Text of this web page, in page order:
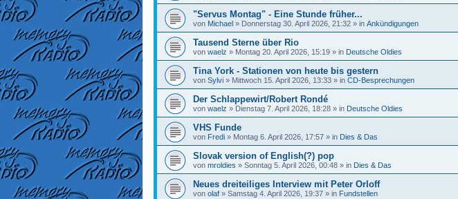
"Servus Montag" - Eine Stunde früher...
von Michael » Donnerstag 30. April 2026, 21:32 » in Ankündigungen
Tausend Sterne über Rio
von waelz » Montag 20. April 2026, 15:19 » in Deutsche Oldies
Tina York - Stationen von heute bis gestern
von Sylvi » Mittwoch 15. April 2026, 13:33 » in CD-Besprechungen
Der Schlappewirt/Robert Rondé
von waelz » Dienstag 7. April 2026, 18:28 » in Deutsche Oldies
VHS Funde
von Fredi » Montag 6. April 2026, 17:57 » in Dies & Das
Slovak version of English(?) pop
von mroldies » Sonntag 5. April 2026, 00:48 » in Dies & Das
Neues dreiteiliges Interview mit Peter Orloff
von olaf » Samstag 4. April 2026, 19:37 » in Fundstellen